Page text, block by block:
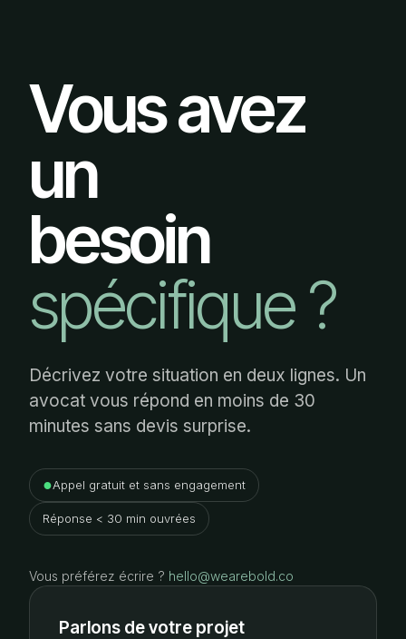
Vous avez
un
besoin
spécifique ?
Décrivez votre situation en deux lignes. Un
avocat vous répond en moins de 30
minutes sans devis surprise.
●Appel gratuit et sans engagement
Réponse < 30 min ouvrées
Vous préférez écrire ? hello@wearebold.co
Parlons de votre projet